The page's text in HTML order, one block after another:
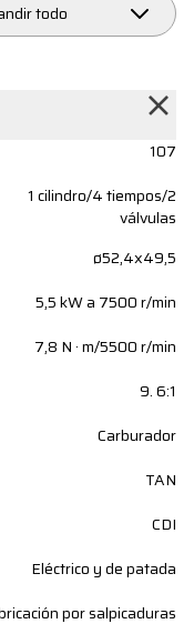
todo
107
1 cilindro/4 tiempos/2
válvulas
ø52,4x49,5
5,5 kW a 7500 r/min
7,8 N · m/5500 r/min
9. 6:1
Carburador
TAN
CDI
Eléctrico y de patada
por salpicaduras